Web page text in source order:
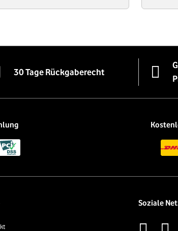
30 Tage Rückgaberecht
Soziale